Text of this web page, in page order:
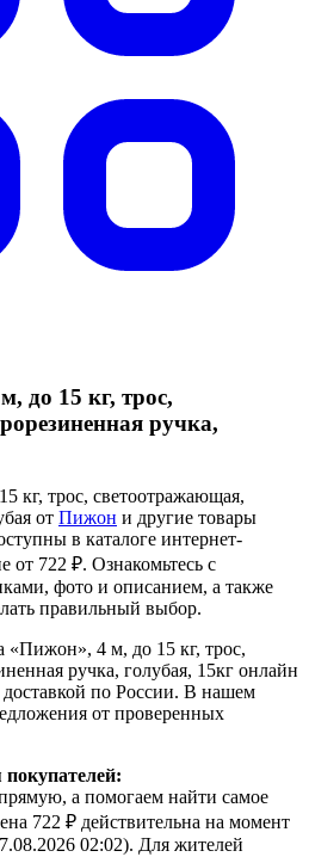
до 15 кг, трос,
ручка,
кг, трос, светоотражающая,
от Пижон и другие товары
в каталоге интернет-
от 722 ₽. Ознакомьтесь с
фото и описанием, а также
правильный выбор.
«Пижон», 4 м, до 15 кг, трос,
ручка, голубая, 15кг онлайн
доставкой по России. В нашем
от проверенных
а помогаем найти самое
722 ₽ действительна на момент
02:02). Для жителей